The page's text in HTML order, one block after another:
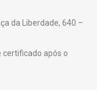
da Liberdade, 640 –
certificado após o